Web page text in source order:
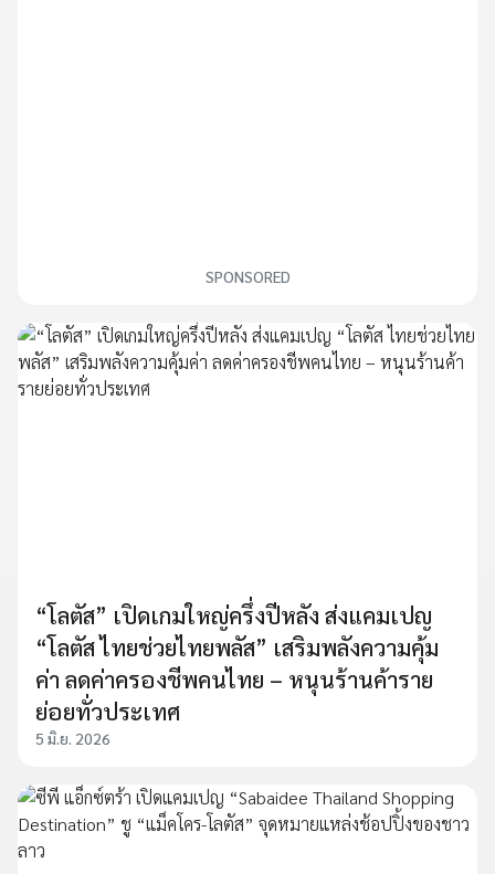
SPONSORED
“โลตัส” เปิดเกมใหญ่ครึ่งปีหลัง ส่งแคมเปญ
“โลตัส ไทยช่วยไทยพลัส” เสริมพลังความคุ้ม
ค่า ลดค่าครองชีพคนไทย – หนุนร้านค้าราย
ย่อยทั่วประเทศ
5 มิ.ย. 2026